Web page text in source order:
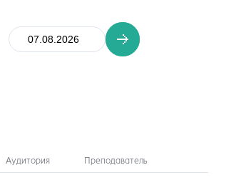
Аудитория Преподаватель